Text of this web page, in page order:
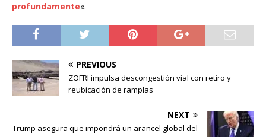
profundamente«.
PREVIOUS
ZOFRI impulsa descongestión vial con retiro y
reubicación de ramplas
NEXT
Trump asegura que impondrá un arancel global del